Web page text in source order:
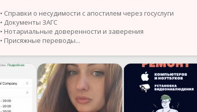
• Справки о несудимости с апостилем через госуслуги
• Документы ЗАГС
• Нотариальные доверенности и заверения
• Присяжные переводы...